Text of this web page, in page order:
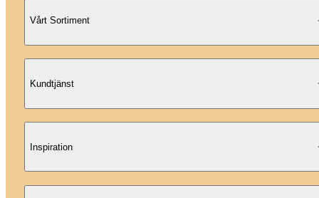
Vårt Sortiment
Kundtjänst
Inspiration